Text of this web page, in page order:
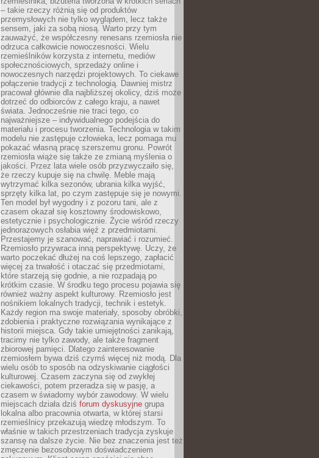
– takie rzeczy różnią się od produktów
przemysłowych nie tylko wyglądem, lecz także
sensem, jaki za sobą niosą. Warto przy tym
zauważyć, że współczesny renesans rzemiosła nie
odrzuca całkowicie nowoczesności. Wielu
rzemieślników korzysta z internetu, mediów
społecznościowych, sprzedaży online i
nowoczesnych narzędzi projektowych. To ciekawe
połączenie tradycji z technologią. Dawniej mistrz
pracował głównie dla najbliższej okolicy, dziś może
dotrzeć do odbiorców z całego kraju, a nawet
świata. Jednocześnie nie traci tego, co
najważniejsze – indywidualnego podejścia do
materiału i procesu tworzenia. Technologia w takim
modelu nie zastępuje człowieka, lecz pomaga mu
pokazać własną pracę szerszemu gronu. Powrót
rzemiosła wiąże się także ze zmianą myślenia o
jakości. Przez lata wiele osób przyzwyczaiło się,
że rzeczy kupuje się na chwilę. Meble mają
wytrzymać kilka sezonów, ubrania kilka wyjść,
sprzęty kilka lat, po czym zastępuje się je nowymi.
Ten model był wygodny i z pozoru tani, ale z
czasem okazał się kosztowny środowiskowo,
estetycznie i psychologicznie. Życie wśród rzeczy
jednorazowych osłabia więź z przedmiotami.
Przestajemy je szanować, naprawiać i rozumieć.
Rzemiosło przywraca inną perspektywę. Uczy, że
warto poczekać dłużej na coś lepszego, zapłacić
więcej za trwałość i otaczać się przedmiotami,
które starzeją się godnie, a nie rozpadają po
krótkim czasie. W środku tego procesu pojawia się
również ważny aspekt kulturowy. Rzemiosło jest
nośnikiem lokalnych tradycji, technik i estetyk.
Każdy region ma swoje materiały, sposoby obróbki,
zdobienia i praktyczne rozwiązania wynikające z
historii miejsca. Gdy takie umiejętności zanikają,
tracimy nie tylko zawody, ale także fragment
zbiorowej pamięci. Dlatego zainteresowanie
rzemiosłem bywa dziś czymś więcej niż modą. Dla
wielu osób to sposób na odzyskiwanie ciągłości
kulturowej. Czasem zaczyna się od zwykłej
ciekawości, potem przeradza się w pasję, a
czasem w świadomy wybór zawodowy. W wielu
miejscach działa dziś forum dyskusyjne grupa
lokalna albo pracownia otwarta, w której starsi
rzemieślnicy przekazują wiedzę młodszym. To
właśnie w takich przestrzeniach tradycja zyskuje
szansę na dalsze życie. Nie bez znaczenia jest też
zmęczenie bezosobowym doświadczeniem